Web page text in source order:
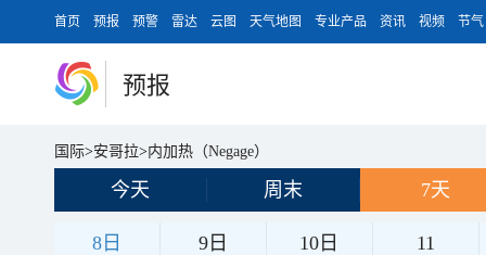
首页 预报 预警 雷达 云图 天气地图 专业产品 资讯 视频 节气
预报
国际>安哥拉>内加热（Negage）
今天 周末 7天
8日 9日 10日 11